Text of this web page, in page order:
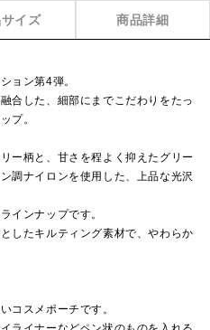
イズ 商品詳細
ョン第4弾。
合した、細部にまでこだわりをたっ
プ。
ー柄と、甘さを程よく抑えたグリー
調ナイロンを使用した、上品な光沢
インナップです。
したキルティング素材で、やわらか
コスメポーチです。